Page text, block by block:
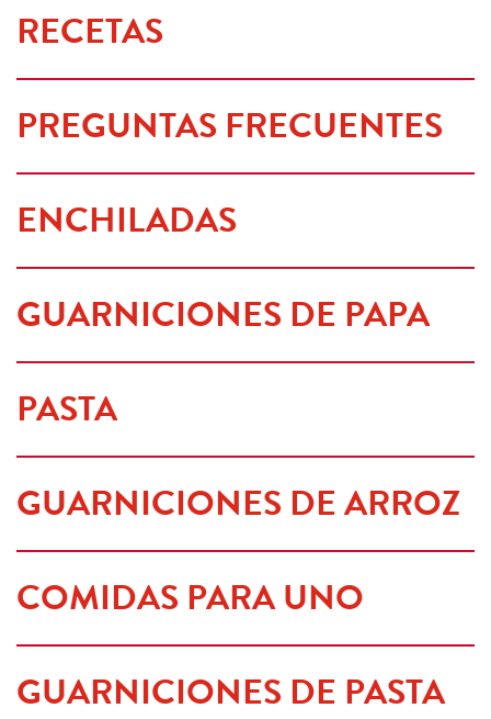
RECETAS
PREGUNTAS FRECUENTES
ENCHILADAS
GUARNICIONES DE PAPA
PASTA
GUARNICIONES DE ARROZ
COMIDAS PARA UNO
GUARNICIONES DE PASTA